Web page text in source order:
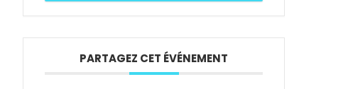
PARTAGEZ CET ÉVÉNEMENT